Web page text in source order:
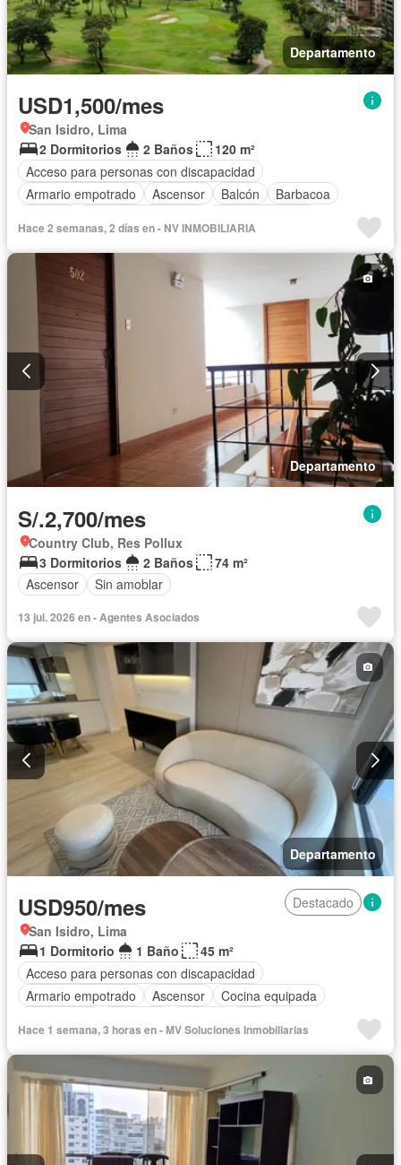
Departamento
USD1,500/mes
San Isidro, Lima
2 Dormitorios
2 Baños
120 m²
Acceso para personas con discapacidad
Armario empotrado
Ascensor Balcón
Barbacoa
Cocina equipada
Cuarto de servicio
Gimnasio
Internet
Vigilante
Vista panorámica
Permite mascotas
Permite niños
Hace 2 semanas, 2 días en - NV INMOBILIARIA
Departamento
S/.2,700/mes
Country Club, Res Pollux
3 Dormitorios
2 Baños
74 m²
Ascensor
Sin amoblar
13 jul. 2026 en - Agentes Asociados
Departamento
USD950/mes
Destacado
San Isidro, Lima
1 Dormitorio
1 Baño
45 m²
Acceso para personas con discapacidad
Armario empotrado
Ascensor
Cocina equipada
Completamente amoblado
Hace 1 semana, 3 horas en - MV Soluciones Inmobiliarias